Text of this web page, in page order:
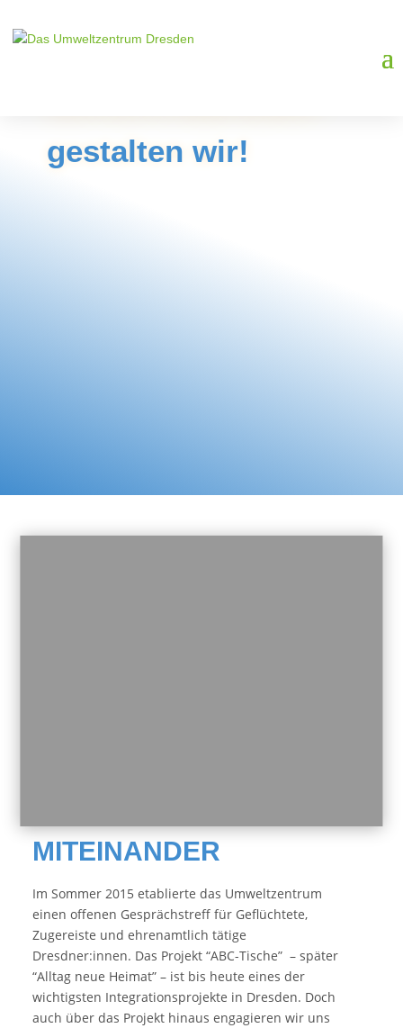
gestalten wir!
MITEINANDER
Im Sommer 2015 etablierte das Umweltzentrum
einen offenen Gesprächstreff für Geflüchtete,
Zugereiste und ehrenamtlich tätige
Dresdner:innen. Das Projekt “ABC-Tische” – später
“Alltag neue Heimat” – ist bis heute eines der
wichtigsten Integrationsprojekte in Dresden. Doch
auch über das Projekt hinaus engagieren wir uns